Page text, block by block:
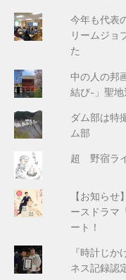
今年も代表
リームジョ
た
中の人の邦
結び-」聖地
ダム部は特
ム部
超 野宿ラ
【お知らせ
ースドラマ
ート！
『時計じ
ネス記録認